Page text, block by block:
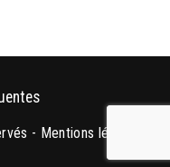
- Mentions légales